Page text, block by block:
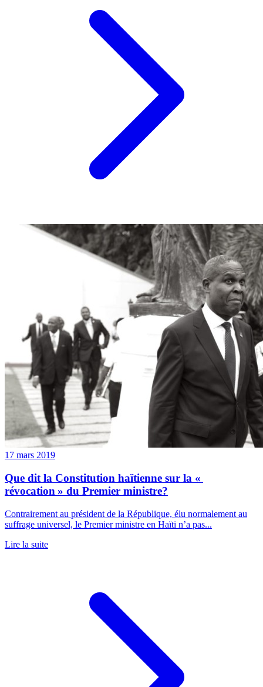
17 mars 2019
Que dit la Constitution haïtienne sur la «
révocation » du Premier ministre?
Contrairement au président de la République, élu normalement au
suffrage universel, le Premier ministre en Haïti n’a pas...
Lire la suite